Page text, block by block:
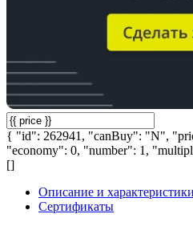
{ "id": 262941, "canBuy": "N",
"economy": 0, "number": 1,
[]
Описание и характеристики
Сертификаты